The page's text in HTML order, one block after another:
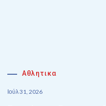
Αθλητικα
Ιούλ 31, 2026